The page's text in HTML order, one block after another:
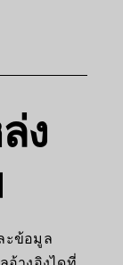
ง
ะข้อมูล